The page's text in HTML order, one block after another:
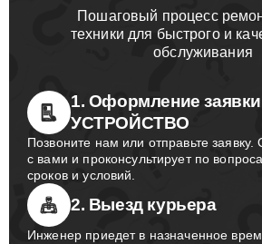
Пошаговый процесс
техники для быстрого и
обслуживания
1. Оформление заявки
УСТРОЙСТВО
Позвоните нам или отправьте заявку.
с вами и проконсультирует по
сроков и условий.
2. Выезд курьера
Инженер приедет в назначенное